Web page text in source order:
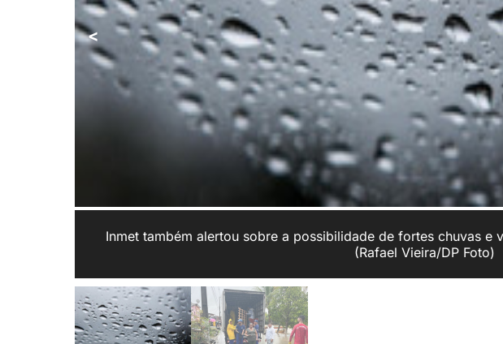
<
Inmet também alertou sobre a possibilidade de fortes chuvas e
(Rafael Vieira/DP Foto)